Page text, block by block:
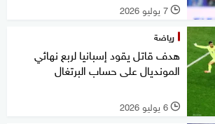
l 7 يوليو 2026
رياضة
هدف قاتل يقود إسبانيا لربع نهائي
المونديال على حساب البرتغال
l 6 يوليو 2026